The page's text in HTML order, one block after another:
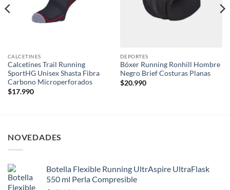
CALCETINES
Calcetines Trail Running
SportHG Unisex Shasta Fibra
Carbono Microperforados
$17.990
DEPORTES
Bóxer Running Ronhill Hombre
Negro Brief Costuras Planas
$20.990
NOVEDADES
Botella Flexible Running UltrAspire UltraFlask
550 ml Perla Compresible